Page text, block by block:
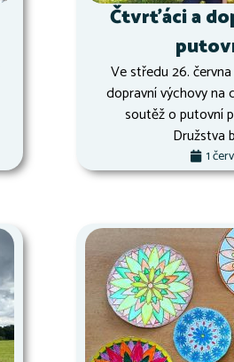
Čtvrťáci a
Ve středu 26.
dopravní výchovy na
soutěž o putovní
Družstva
1